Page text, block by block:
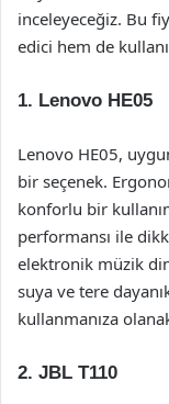
inceleyeceğiz. Bu
edici hem de
1. Lenovo HE05
Lenovo HE05,
bir seçenek.
konforlu bir
performansı ile
elektronik müzik
suya ve tere
kullanmanıza
2. JBL T110